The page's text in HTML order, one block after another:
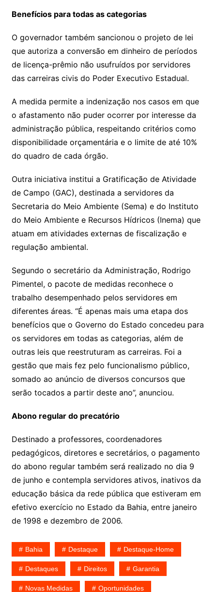
Benefícios para todas as categorias
O governador também sancionou o projeto de lei
que autoriza a conversão em dinheiro de períodos
de licença-prêmio não usufruídos por servidores
das carreiras civis do Poder Executivo Estadual.
A medida permite a indenização nos casos em que
o afastamento não puder ocorrer por interesse da
administração pública, respeitando critérios como
disponibilidade orçamentária e o limite de até 10%
do quadro de cada órgão.
Outra iniciativa institui a Gratificação de Atividade
de Campo (GAC), destinada a servidores da
Secretaria do Meio Ambiente (Sema) e do Instituto
do Meio Ambiente e Recursos Hídricos (Inema) que
atuam em atividades externas de fiscalização e
regulação ambiental.
Segundo o secretário da Administração, Rodrigo
Pimentel, o pacote de medidas reconhece o
trabalho desempenhado pelos servidores em
diferentes áreas. “É apenas mais uma etapa dos
benefícios que o Governo do Estado concedeu para
os servidores em todas as categorias, além de
outras leis que reestruturam as carreiras. Foi a
gestão que mais fez pelo funcionalismo público,
somado ao anúncio de diversos concursos que
serão tocados a partir deste ano”, anunciou.
Abono regular do precatório
Destinado a professores, coordenadores
pedagógicos, diretores e secretários, o pagamento
do abono regular também será realizado no dia 9
de junho e contempla servidores ativos, inativos da
educação básica da rede pública que estiveram em
efetivo exercício no Estado da Bahia, entre janeiro
de 1998 e dezembro de 2006.
Bahia Destaque Destaque-Home
Destaques Direitos Garantia
Novas Medidas Oportunidades